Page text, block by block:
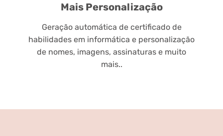
Mais Personalização
Geração automática de certificado de
habilidades em informática e personalização
de nomes, imagens, assinaturas e muito
mais..